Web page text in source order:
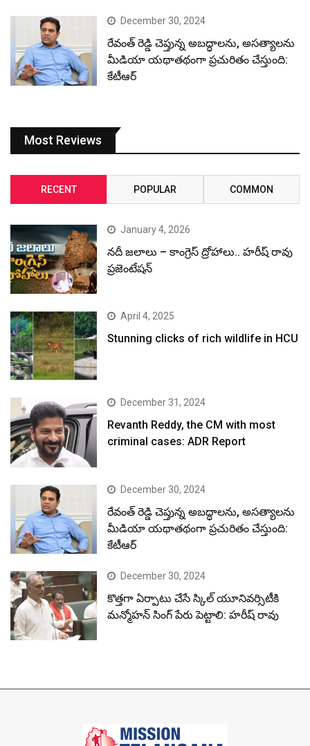
December 30, 2024
రేవంత్ రెడ్డి చెప్తున్న అబద్ధాలను, అసత్యాలను
మీడియా యథాతథంగా ప్రచురితం చేస్తుంది:
కేటీఆర్
Most Reviews
RECENT POPULAR COMMON
January 4, 2026
నదీ జలాలు – కాంగ్రెస్ ద్రోహాలు.. హరీష్ రావు
ప్రజెంటేషన్
April 4, 2025
Stunning clicks of rich wildlife in HCU
December 31, 2024
Revanth Reddy, the CM with most
criminal cases: ADR Report
December 30, 2024
రేవంత్ రెడ్డి చెప్తున్న అబద్ధాలను, అసత్యాలను
మీడియా యథాతథంగా ప్రచురితం చేస్తుంది:
కేటీఆర్
December 30, 2024
కొత్తగా ఏర్పాటు చేసే స్కిల్ యూనివర్సిటీకి
మన్మోహన్ సింగ్ పేరు పెట్టాలి: హరీష్ రావు